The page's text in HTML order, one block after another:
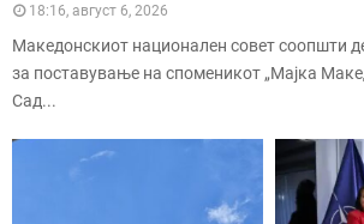
18:16, август 6, 2026
Македонскиот национален совет соопшти
за поставување на споменикот „Мајка
Сад...